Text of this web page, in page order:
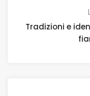
Tradizioni e